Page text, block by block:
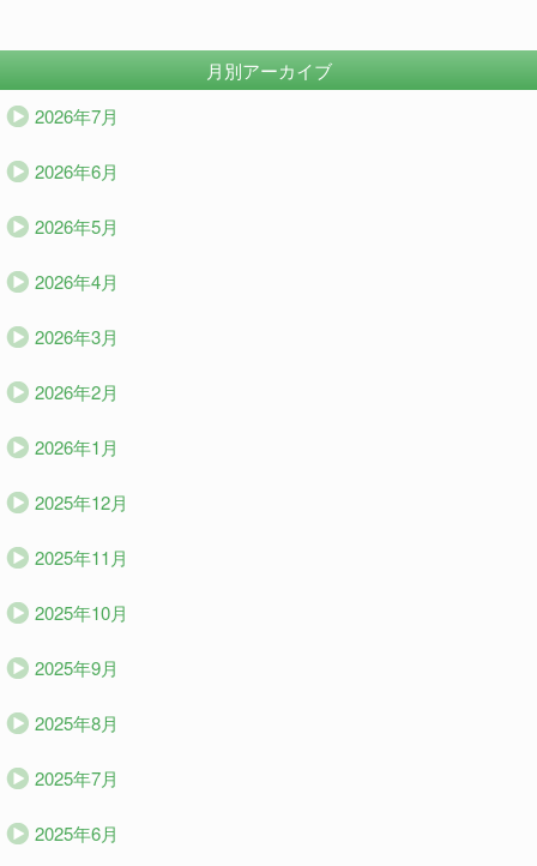
月別アーカイブ
2026年7月
2026年6月
2026年5月
2026年4月
2026年3月
2026年2月
2026年1月
2025年12月
2025年11月
2025年10月
2025年9月
2025年8月
2025年7月
2025年6月